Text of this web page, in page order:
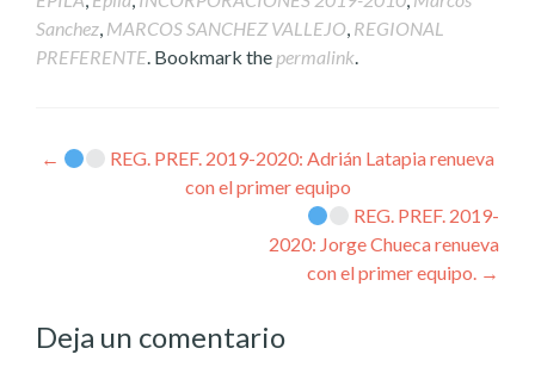
Sanchez, MARCOS SANCHEZ VALLEJO, REGIONAL
PREFERENTE. Bookmark the permalink.
Post
navigation
←
REG. PREF. 2019-2020: Adrián Latapia renueva
con el primer equipo
REG. PREF. 2019-
2020: Jorge Chueca renueva
con el primer equipo. →
Deja un comentario